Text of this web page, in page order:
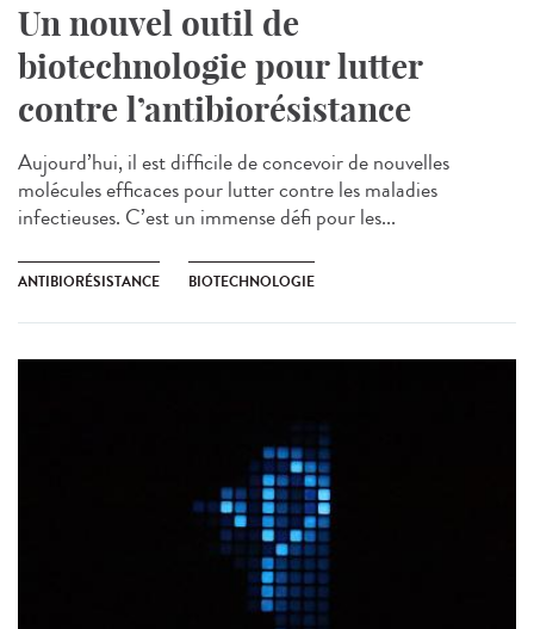
Un nouvel outil de
biotechnologie pour lutter
contre l’antibiorésistance
Aujourd’hui, il est difficile de concevoir de nouvelles
molécules efficaces pour lutter contre les maladies
infectieuses. C’est un immense défi pour les...
ANTIBIORÉSISTANCE BIOTECHNOLOGIE